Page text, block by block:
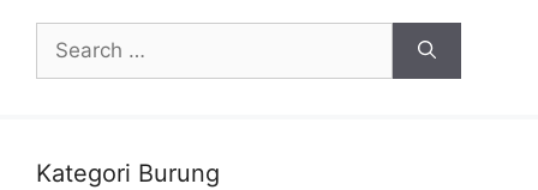
Search
for:
Kategori Burung